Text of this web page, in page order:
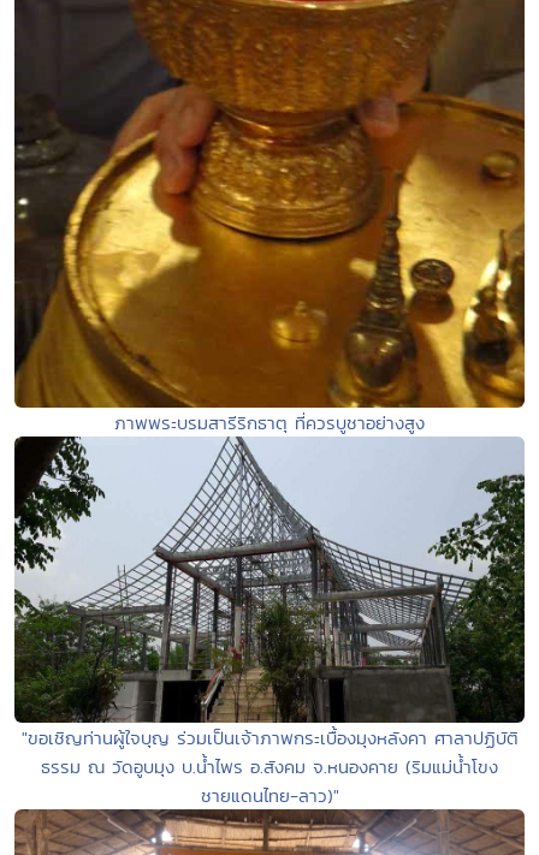
ภาพพระบรมสารีริกธาตุ ที่ควรบูชาอย่างสูง
"ขอเชิญท่านผู้ใจบุญ ร่วมเป็นเจ้าภาพกระเบื้องมุงหลังคา ศาลาปฏิบัติ
ธรรม ณ วัดอูบมุง บ.น้ำไพร อ.สังคม จ.หนองคาย (ริมแม่น้ำโขง
ชายแดนไทย-ลาว)"